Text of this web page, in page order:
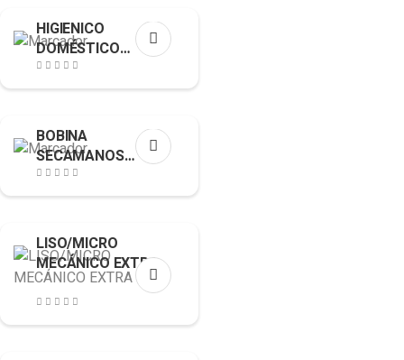
HIGIÉNICO
DOMÉSTICO
PASTA
BOBINA
SECAMANOS
CHEMINE
LISO/MICRO
MECÁNICO EXTRA